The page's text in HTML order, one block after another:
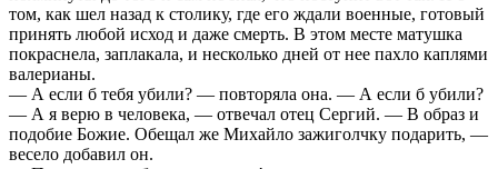
том, как шел назад к столику, где его ждали военные, готовый
принять любой исход и даже смерть. В этом месте матушка
покраснела, заплакала, и несколько дней от нее пахло каплями
валерианы.
— А если б тебя убили? — повторяла она. — А если б убили?
— А я верю в человека, — отвечал отец Сергий. — В образ и
подобие Божие. Обещал же Михайло зажиголчку подарить, —
весело добавил он.